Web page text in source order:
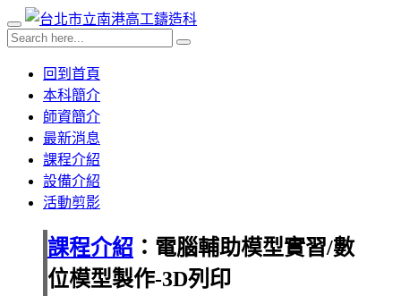
回到首頁
本科簡介
師資簡介
最新消息
課程介紹
設備介紹
活動剪影
課程介紹 ：電腦輔助模型實習/數
位模型製作-3D列印